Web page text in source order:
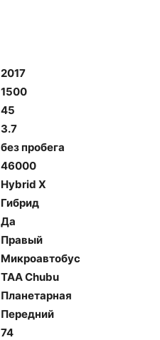
2017
1500
45
3.7
без пробега
46000
Hybrid X
Гибрид
Да
Правый
Микроавтобус
TAA Chubu
Планетарная
Передний
74